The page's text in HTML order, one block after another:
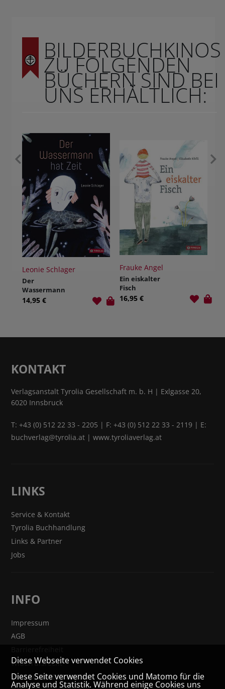
BILDERBUCHKINOS
ZU FOLGENDEN
BÜCHERN SIND BEI
UNS ERHÄLTLICH:
Leonie Schlager
Der
Wassermann
hat Zeit
14,95 €
Frauke Angel
Ein eiskalter
Fisch
16,95 €
KONTAKT
Verlagsanstalt Tyrolia Gesellschaft m. b. H | Exlgasse 20,
6020 Innsbruck
T:+43 (0) 512 22 33 - 2205 | F: +43 (0) 512 22 33 - 2119 | E:
buchverlag@tyrolia.at |www.tyroliaverlag.at
LINKS
Service & Kontakt
Tyrolia Buchhandlung
Links & Partner
Jobs
INFO
Impressum
AGB
Widerrufsrecht
VERTRAG WIDERRUFEN
Diese Webseite verwendet Cookies
Diese Seite verwendet Cookies und Matomo für die
Analyse und Statistik. Während einige Cookies uns